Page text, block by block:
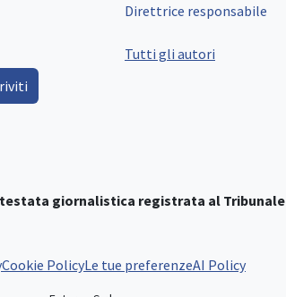
Direttrice responsabile
Tutti gli autori
giornalistica registrata al Tribunale
Cookie PolicyLe tue preferenzeAI Policy